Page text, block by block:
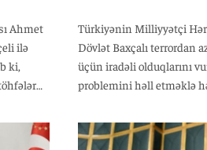
Ahmet
ilə
sona
Aziz
Türkiyənin Milliyyətçi
Dövlət Baxçalı terrordan
üçün iradəli olduqlarını
problemini həll etməklə
göstərəcək. “Şəhid
qorxuya düşməsin. Heç